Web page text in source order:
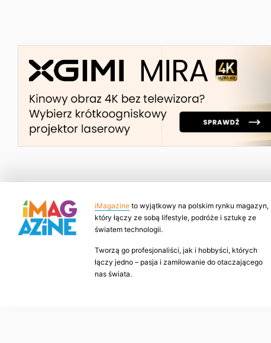
iMagazine to wyjątkowy na polskim rynku magazyn,
który łączy ze sobą lifestyle, podróże i sztukę ze
światem technologii.
Tworzą go profesjonaliści, jak i hobbyści, których
łączy jedno – pasja i zamiłowanie do otaczającego
nas świata.